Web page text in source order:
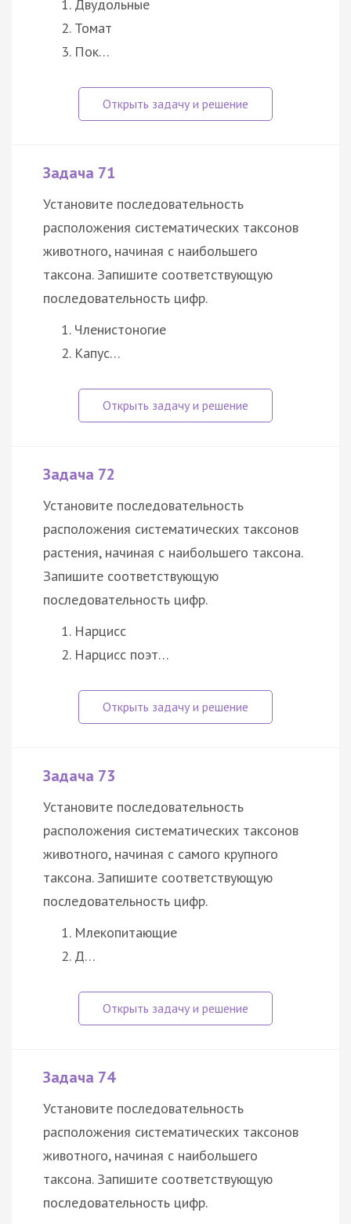
Двудольные
Томат
Пок…
Задача 71
Установите последовательность
расположения систематических таксонов
животного, начиная с наибольшего
таксона. Запишите соответствующую
последовательность цифр.
Членистоногие
Капус…
Задача 72
Установите последовательность
расположения систематических таксонов
растения, начиная с наибольшего таксона.
Запишите соответствующую
последовательность цифр.
Нарцисс
Нарцисс поэт…
Задача 73
Установите последовательность
расположения систематических таксонов
животного, начиная с самого крупного
таксона. Запишите соответствующую
последовательность цифр.
Млекопитающие
Д…
Задача 74
Установите последовательность
расположения систематических таксонов
животного, начиная с наибольшего
таксона. Запишите соответствующую
последовательность цифр.